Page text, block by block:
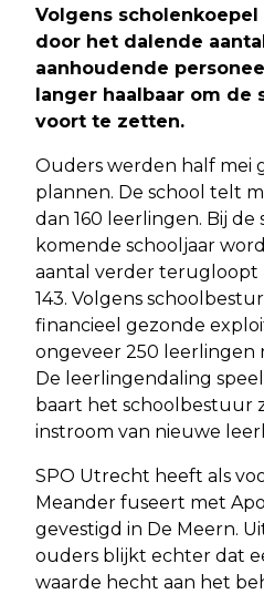
Volgens scholenkoepel
door het dalende
aanhoudende
langer haalbaar om de
voort te zetten.
Ouders werden half mei
plannen. De school telt
dan 160 leerlingen. Bij de
komende schooljaar
aantal verder terugloopt
143. Volgens
financieel gezonde
ongeveer 250 leerlingen
De leerlingendaling
baart het schoolbestuur
instroom van nieuwe
SPO Utrecht heeft als
Meander fuseert met
gevestigd in De Meern.
ouders blijkt echter dat
waarde hecht aan het